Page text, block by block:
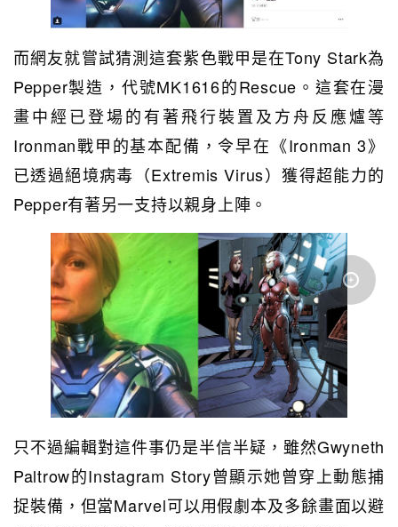
而網友就嘗試猜測這套紫色戰甲是在Tony Stark為
Pepper製造，代號MK1616的Rescue。這套在漫
畫中經已登場的有著飛行裝置及方舟反應爐等
Ironman戰甲的基本配備，令早在《Ironman 3》
已透過絕境病毒（Extremis Virus）獲得超能力的
Pepper有著另一支持以親身上陣。
只不過編輯對這件事仍是半信半疑，雖然Gwyneth
Paltrow的Instagram Story曾顯示她曾穿上動態捕
捉裝備，但當Marvel可以用假劇本及多餘畫面以避